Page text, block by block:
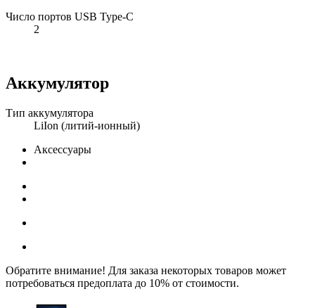
Число портов USB Type-C
2
Аккумулятор
Тип аккумулятора
LiIon (литий-ионный)
Аксессуары
Обратите внимание! Для заказа некоторых товаров может
потребоваться предоплата до 10% от стоимости.